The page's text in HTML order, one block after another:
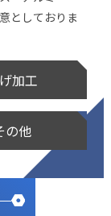
としておりま
加工
の他